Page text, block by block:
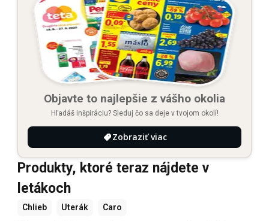
Objavte to najlepšie z vášho okolia
Hľadáš inšpiráciu? Sleduj čo sa deje v tvojom okolí!
Zobraziť viac
Produkty, ktoré teraz nájdete v
letákoch
Chlieb Uterák Caro